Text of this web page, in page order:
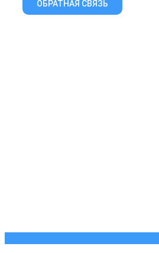
ОБРАТНАЯ СВЯЗЬ